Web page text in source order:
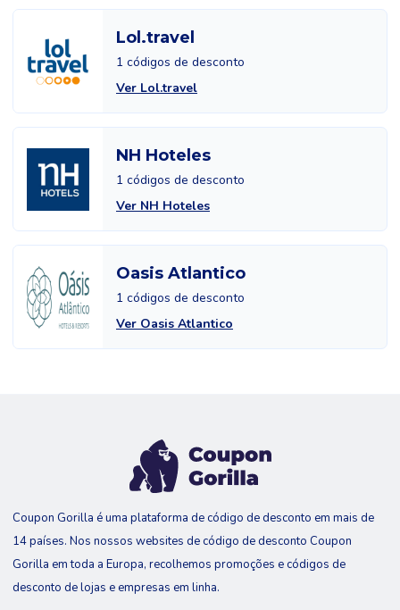
Lol.travel
1 códigos de desconto
Ver Lol.travel
NH Hoteles
1 códigos de desconto
Ver NH Hoteles
Oasis Atlantico
1 códigos de desconto
Ver Oasis Atlantico
Coupon Gorilla é uma plataforma de código de desconto em mais de
14 países. Nos nossos websites de código de desconto Coupon
Gorilla em toda a Europa, recolhemos promoções e códigos de
desconto de lojas e empresas em linha.